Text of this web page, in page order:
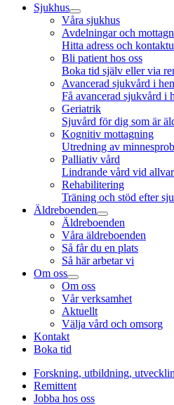
Sjukhus
Våra sjukhus
Avdelningar och
Hitta adress och
Bli patient hos oss
Boka tid själv eller via
Avancerad sjukvård i
Få avancerad sjukvård i
Geriatrik
Sjuvård för dig som är
Kognitiv mottagning
Utredning av
Palliativ vård
Lindrande vård vid
Rehabilitering
Träning och stöd efter
Äldreboenden
Äldreboenden
Våra äldreboenden
Så får du en plats
Så här arbetar vi
Om oss
Om oss
Vår verksamhet
Aktuellt
Välja vård och omsorg
Kontakt
Boka tid
Forskning, utbildning,
Remittent
Jobba hos oss